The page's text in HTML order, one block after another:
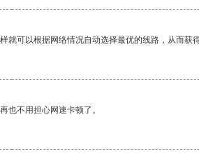
可以根据网络情况自动选择最优的线路，从而获
也不用担心网速卡顿了。